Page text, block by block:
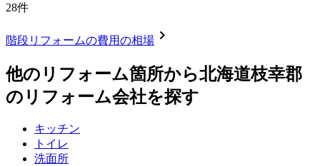
28件
階段リフォームの費用の相場 chevron_right
他のリフォーム箇所から北海道枝幸郡
のリフォーム会社を探す
キッチン
トイレ
洗面所